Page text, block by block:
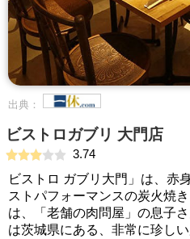
出典：
ビストロガブリ 大門店
3.74
ビストロ ガブリ大門」は、赤
ストパフォーマンスの炭火焼
は、「老舗の肉問屋」の息子
は茨城県にある、非常に珍し